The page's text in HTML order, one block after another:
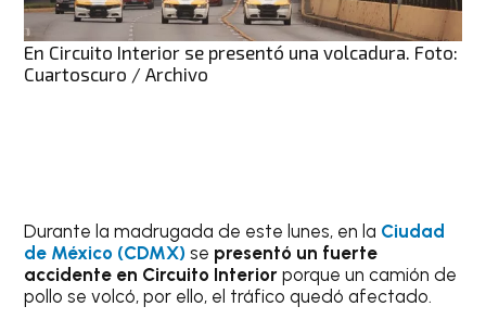
En Circuito Interior se presentó una volcadura. Foto:
Cuartoscuro / Archivo
Durante la madrugada de este lunes, en la Ciudad
de México (CDMX)se presentó un fuerte
accidente en Circuito Interiorporque un camión de
pollo se volcó, por ello, el tráfico quedó afectado.